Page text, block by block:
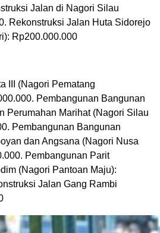
Jalan di Nagori Silau
Rekonstruksi Jalan Huta Sidorejo
Rp200.000.000
III (Nagori Pematang
Pembangunan Bangunan
Perumahan Marihat (Nagori Silau
Pembangunan Bangunan
dan Angsana (Nagori Nusa
Pembangunan Parit
(Nagori Pantoan Maju):
Jalan Gang Rambi